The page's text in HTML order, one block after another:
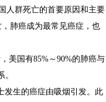
人群死亡的首要原因和主要
，肺癌成为最常见癌症，也
美国有85%～90%的肺癌与
发生的癌症由吸烟引发。此